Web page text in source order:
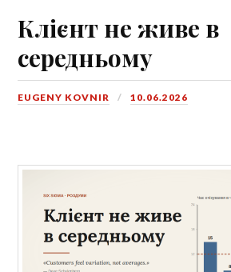
Клієнт не живе в
середньому
EUGENY KOVNIR 10.06.2026